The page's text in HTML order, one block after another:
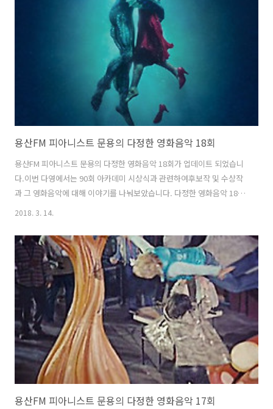
https://www.podty.me/episode/14229929팟빵:
http://www.podbbang.com/ch/7604?e=22568300
용산FM 피아니스트 문용의 다정한 영화음악 18회
용산FM 피아니스트 문용의 다정한 영화음악 18회가 업데이트 되었습니
다.이번 다영에서는 90회 아카데미 시상식과 관련하여후보작 및 수상작
과 그 영화음악에 대해 이야기를 나눠보았습니다. 다정한 영화음악 18회
다란 힘이 됩니다 :) 팟티:
https://www.podty.me/episode/14229928팟빵:
http://www.podbbang.com/ch/7604?e=22554352
2018. 3. 14.
용산FM 피아니스트 문용의 다정한 영화음악 17회